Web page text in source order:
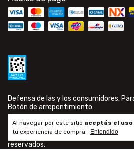
Al navegar por este sitio aceptás el uso
tu experiencia de compra.
Entendido
Defensa de las y los consumidores.
Botón de arrepentimiento
Copyright Famusic - 33710676009 -
reservados.